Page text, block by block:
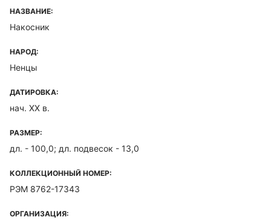
НАЗВАНИЕ:
Накосник
НАРОД:
Ненцы
ДАТИРОВКА:
нач. ХХ в.
РАЗМЕР:
дл. - 100,0; дл. подвесок - 13,0
КОЛЛЕКЦИОННЫЙ НОМЕР:
РЭМ 8762-17343
ОРГАНИЗАЦИЯ: